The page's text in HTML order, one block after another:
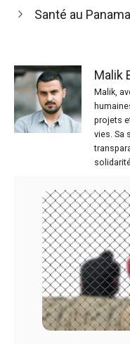
Santé au
Malik
Malik,
projets
vies. Sa